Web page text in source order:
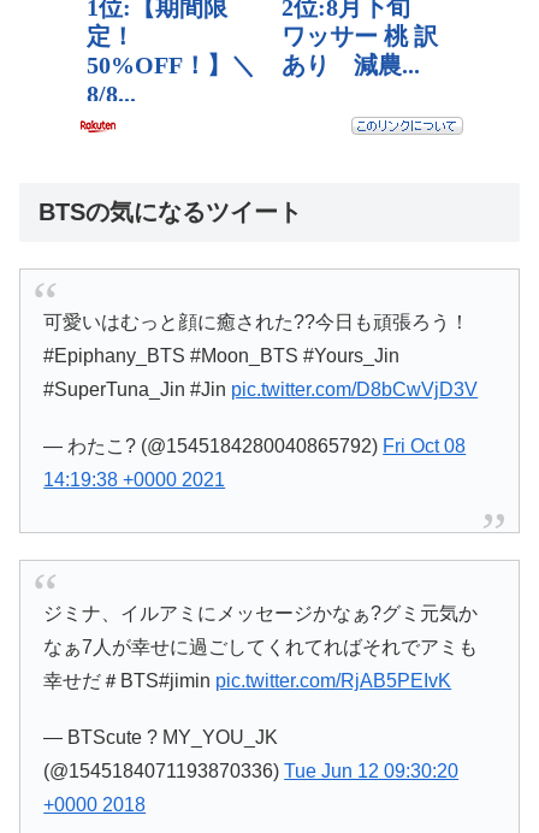
BTSの気になるツイート
可愛いはむっと顔に癒された??今日も頑張ろう！
#Epiphany_BTS #Moon_BTS #Yours_Jin
#SuperTuna_Jin #Jin pic.twitter.com/D8bCwVjD3V
— わたこ? (@1545184280040865792) Fri Oct 08
14:19:38 +0000 2021
ジミナ、イルアミにメッセージかなぁ?グミ元気か
なぁ7人が幸せに過ごしてくれてればそれでアミも
幸せだ＃BTS#jimin pic.twitter.com/RjAB5PEIvK
— BTScute ? MY_YOU_JK
(@1545184071193870336)Tue Jun 12 09:30:20
+0000 2018